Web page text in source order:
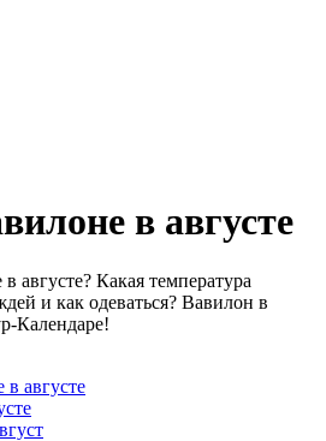
в августе
августе? Какая температура
и как одеваться? Вавилон в
Календаре!
августе